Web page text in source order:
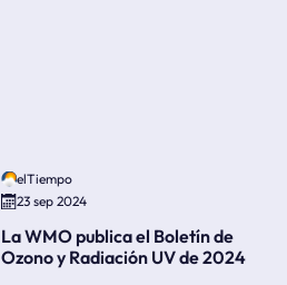
elTiempo
23 sep 2024
La WMO publica el Boletín de
Ozono y Radiación UV de 2024